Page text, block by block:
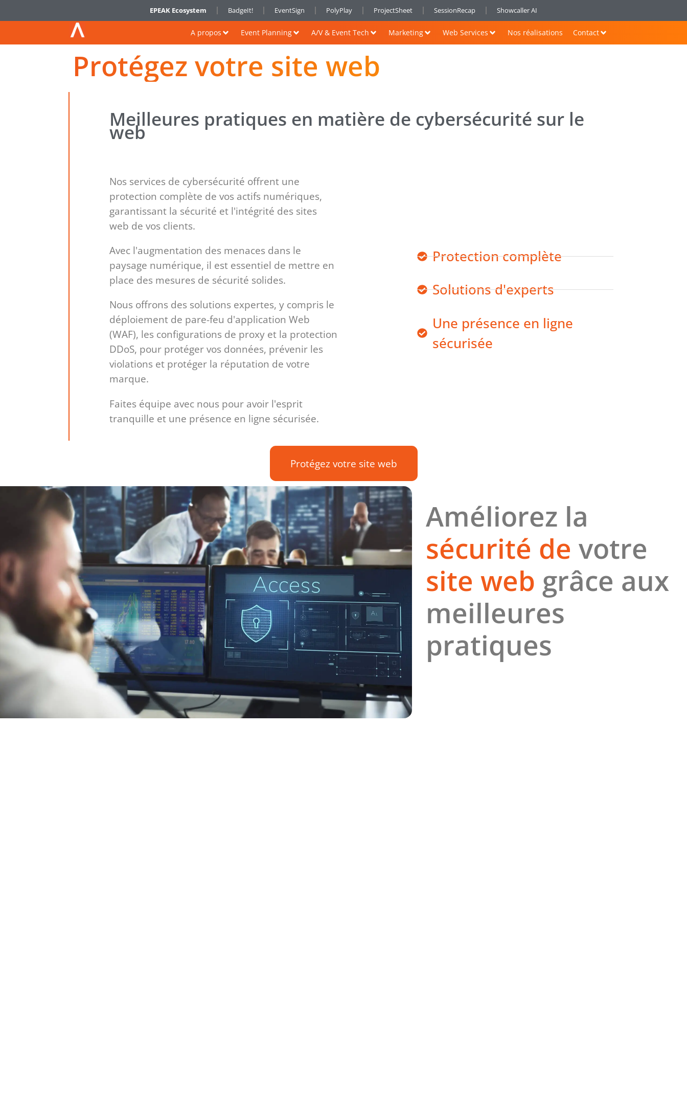
EPEAK Ecosystem BadgeIt! EventSign PolyPlay ProjectSheet SessionRecap Showcaller AI
A propos Event Planning A/V & Event Tech Marketing Web Services Nos réalisations Contact
Protégez votre site web
Meilleures pratiques en matière de cybersécurité sur le
web
Nos services de cybersécurité offrent une
protection complète de vos actifs numériques,
garantissant la sécurité et l'intégrité des sites
web de vos clients.
Avec l'augmentation des menaces dans le
paysage numérique, il est essentiel de mettre en
place des mesures de sécurité solides.
Nous offrons des solutions expertes, y compris le
déploiement de pare-feu d'application Web
(WAF), les configurations de proxy et la protection
DDoS, pour protéger vos données, prévenir les
violations et protéger la réputation de votre
marque.
Faites équipe avec nous pour avoir l'esprit
tranquille et une présence en ligne sécurisée.
Protection complète
Solutions d'experts
Une présence en ligne
sécurisée
Protégez votre site web
Améliorez la
sécurité de votre
site web grâce aux
meilleures
pratiques